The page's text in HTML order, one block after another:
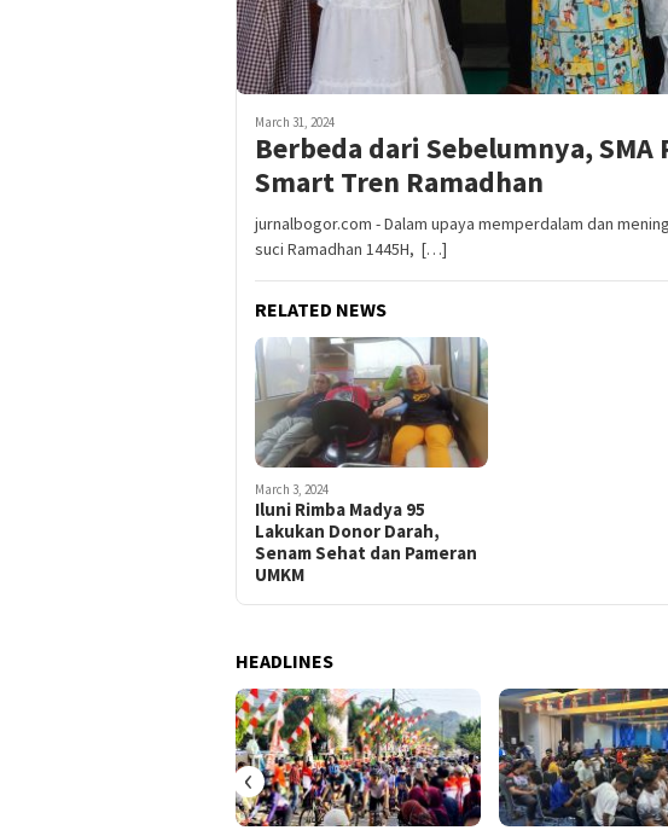
March 31, 2024
Berbeda dari Sebelumnya, SMA
Smart Tren Ramadhan
jurnalbogor.com - Dalam upaya memperdalam dan
suci Ramadhan 1445H, […]
RELATED NEWS
March 3, 2024
Iluni Rimba Madya 95
Lakukan Donor Darah,
Senam Sehat dan Pameran
UMKM
HEADLINES
‹